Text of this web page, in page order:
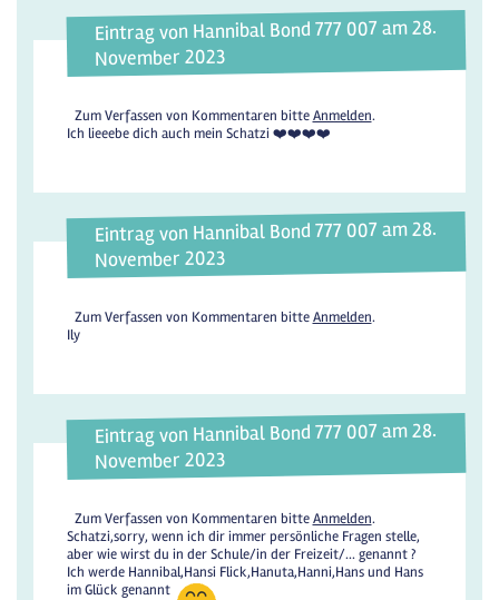
Eintrag von Hannibal Bond 777 007 am 28.
November 2023
Zum Verfassen von Kommentaren bitteAnmelden.
Ich lieeebe dich auch mein Schatzi ❤️❤️❤️❤️
Eintrag von Hannibal Bond 777 007 am 28.
November 2023
Zum Verfassen von Kommentaren bitteAnmelden.
Ily
Eintrag von Hannibal Bond 777 007 am 28.
November 2023
Zum Verfassen von Kommentaren bitteAnmelden.
Schatzi,sorry, wenn ich dir immer persönliche Fragen stelle,
aber wie wirst du in der Schule/in der Freizeit/... genannt ?
Ich werde Hannibal,Hansi Flick,Hanuta,Hanni,Hans und Hans
im Glück genannt